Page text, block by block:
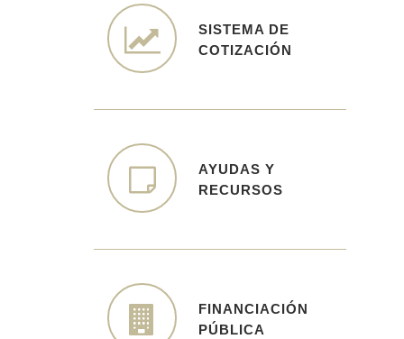
SISTEMA DE
COTIZACIÓN
SISTEMA DE
COTIZACIÓN
AYUDAS Y
RECURSOS
AYUDAS Y
RECURSOS
FINANCIACIÓN
PÚBLICA
FINANCIACIÓN
PÚBLICA